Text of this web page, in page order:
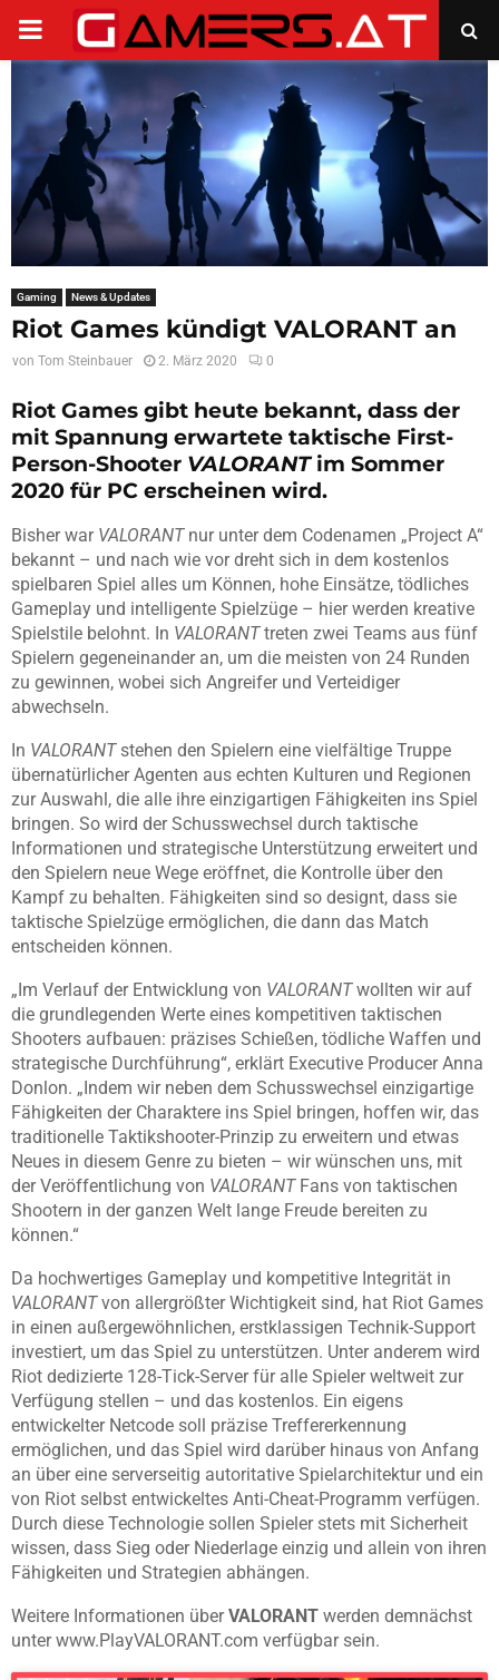
PRIMARY
MENU
Gaming News & Updates
Riot Games kündigt VALORANT an
von Tom Steinbauer 2. März 2020 0
Riot Games gibt heute bekannt, dass der
mit Spannung erwartete taktische First-
Person-Shooter VALORANTim Sommer
2020 für PC erscheinen wird.
Bisher war VALORANTnur unter dem Codenamen „Project A“
bekannt – und nach wie vor dreht sich in dem kostenlos
spielbaren Spiel alles um Können, hohe Einsätze, tödliches
Gameplay und intelligente Spielzüge – hier werden kreative
Spielstile belohnt. In VALORANTtreten zwei Teams aus fünf
Spielern gegeneinander an, um die meisten von 24 Runden
zu gewinnen, wobei sich Angreifer und Verteidiger
abwechseln.
In VALORANTstehen den Spielern eine vielfältige Truppe
übernatürlicher Agenten aus echten Kulturen und Regionen
zur Auswahl, die alle ihre einzigartigen Fähigkeiten ins Spiel
bringen. So wird der Schusswechsel durch taktische
Informationen und strategische Unterstützung erweitert und
den Spielern neue Wege eröffnet, die Kontrolle über den
Kampf zu behalten. Fähigkeiten sind so designt, dass sie
taktische Spielzüge ermöglichen, die dann das Match
entscheiden können.
„Im Verlauf der Entwicklung von VALORANTwollten wir auf
die grundlegenden Werte eines kompetitiven taktischen
Shooters aufbauen: präzises Schießen, tödliche Waffen und
strategische Durchführung“, erklärt Executive Producer Anna
Donlon. „Indem wir neben dem Schusswechsel einzigartige
Fähigkeiten der Charaktere ins Spiel bringen, hoffen wir, das
traditionelle Taktikshooter-Prinzip zu erweitern und etwas
Neues in diesem Genre zu bieten – wir wünschen uns, mit
der Veröffentlichung von VALORANTFans von taktischen
Shootern in der ganzen Welt lange Freude bereiten zu
können.“
Da hochwertiges Gameplay und kompetitive Integrität in
VALORANTvon allergrößter Wichtigkeit sind, hat Riot Games
in einen außergewöhnlichen, erstklassigen Technik-Support
investiert, um das Spiel zu unterstützen. Unter anderem wird
Riot dedizierte 128-Tick-Server für alle Spieler weltweit zur
Verfügung stellen – und das kostenlos. Ein eigens
entwickelter Netcode soll präzise Treffererkennung
ermöglichen, und das Spiel wird darüber hinaus von Anfang
an über eine serverseitig autoritative Spielarchitektur und ein
von Riot selbst entwickeltes Anti-Cheat-Programm verfügen.
Durch diese Technologie sollen Spieler stets mit Sicherheit
wissen, dass Sieg oder Niederlage einzig und allein von ihren
Fähigkeiten und Strategien abhängen.
Weitere Informationen überVALORANT werden demnächst
unter www.PlayVALORANT.com verfügbar sein.